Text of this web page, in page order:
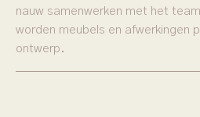
nauw samenwerken met het
worden meubels en afwerkingen
ontwerp.